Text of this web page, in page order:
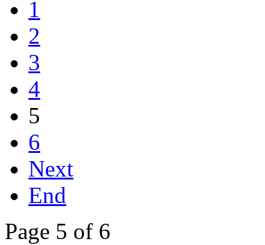
1
2
3
4
5
6
Next
End
Page 5 of 6